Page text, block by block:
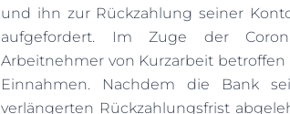
und ihn zur Rückzahlung seiner
aufgefordert. Im Zuge der
Arbeitnehmer von Kurzarbeit
Einnahmen. Nachdem die Bank
verlängerten Rückzahlungsfrist